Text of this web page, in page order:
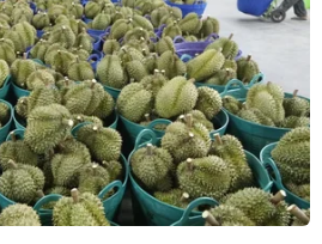
đẹp, thống nhất đất nước và
hùng mạnh do Bộ Công
thời vua Minh Mạng.